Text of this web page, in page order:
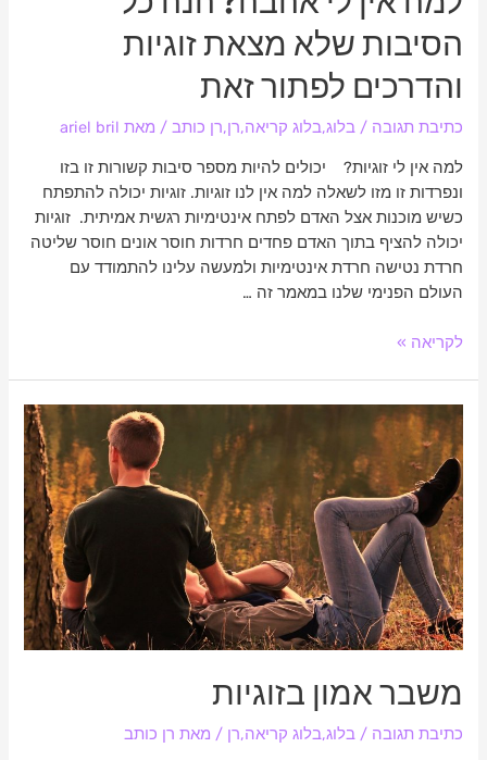
הסיבות שלא מצאת זוגיות
והדרכים לפתור זאת
כתיבת תגובה /בלוג,בלוג קריאה,רן,רן כותב / מאת ariel bril
למה אין לי זוגיות? יכולים להיות מספר סיבות קשורות זו בזו
ונפרדות זו מזו לשאלה למה אין לנו זוגיות. זוגיות יכולה להתפתח
כשיש מוכנות אצל האדם לפתח אינטימיות רגשית אמיתית. זוגיות
יכולה להציף בתוך האדם פחדים חרדות חוסר אונים חוסר שליטה
חרדת נטישה חרדת אינטימיות ולמעשה עלינו להתמודד עם
העולם הפנימי שלנו במאמר זה …
לקריאה »
משבר אמון בזוגיות
כתיבת תגובה /בלוג,בלוג קריאה,רן / מאת רן כותב
משבר
אמון
בזוגיות